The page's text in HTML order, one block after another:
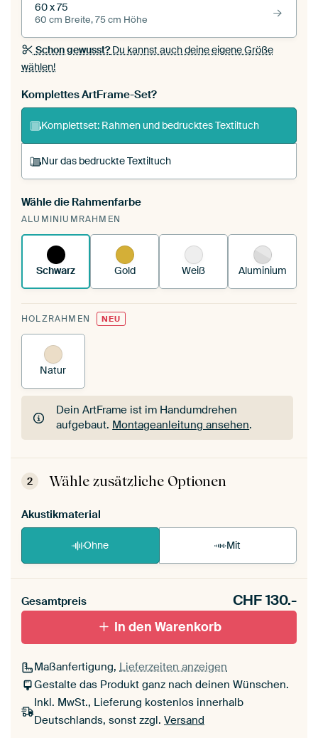
60 x 75
60 cm Breite, 75 cm Höhe
Schon gewusst?Du kannst auch deine eigene Größe
wählen!
Komplettes ArtFrame-Set?
Komplettset: Rahmen und bedrucktes Textiltuch
Nur das bedruckte Textiltuch
Du spannst einen wechselbaren Textiltuch in
deinen vorhandenen ArtFrame™.
funktioniert es.
Wähle die Rahmenfarbe
ALUMINIUMRAHMEN
Schwarz Gold Weiß Aluminium
HOLZRAHMEN NEU
Natur
Dein ArtFrame ist im Handumdrehen
aufgebaut. Montageanleitung ansehen.
Dein ArtFrame ist im Handumdrehen
aufgebaut.Montageanleitung ansehen
2 Wähle zusätzliche Optionen
Akustikmaterial
Ohne Mit
Gesamtpreis CHF130.-
In den Warenkorb
Maßanfertigung, Lieferzeiten anzeigen
Gestalte das Produkt ganz nach deinen Wünschen.
Inkl. MwSt., Lieferung kostenlos innerhalb
Deutschlands, sonst zzgl. Versand